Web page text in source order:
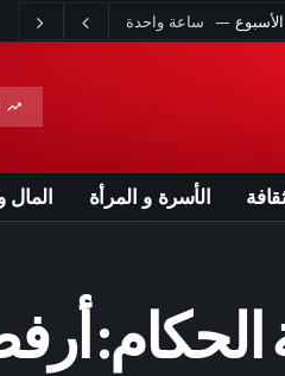
الأسبوع
– الأسبوع
المجهولة
كييف
الأسرة و المرأة المال